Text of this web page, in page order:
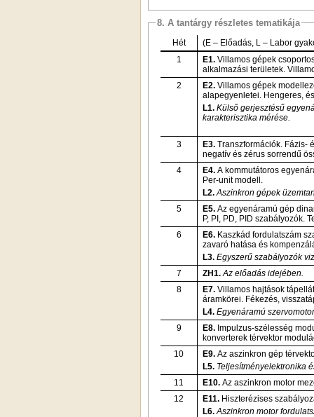
8. A tantárgy részletes tematikája
Hét
(E – Előadás, L – Labor
1
E1. Villamos gépek
alkalmazási területek.
2
E2. Villamos gépek
alapegyenletei. Hengeres,
L1. Külső gerjesztésű
karakterisztika mérése.
3 E3. Transzformációk. Fázis-
negatív és zérus sorrendű
4
E4. A kommutátoros
Per-unit modell.
L2. Aszinkron gépek
5
E5. Az egyenáramú gép
P, PI, PD, PID szabályozók.
6
E6. Kaszkád fordulatszám
zavaró hatása és
L3. Egyszerű szabályozók
7
ZH1. Az előadás idejében.
8
E7. Villamos hajtások
áramkörei. Fékezés,
L4. Egyenáramú
9
E8. Impulzus-szélesség
konverterek térvektor
10
E9. Az aszinkron gép
L5. Teljesítményelektronika
11
E10. Az aszinkron motor
12
E11. Hiszterézises
L6. Aszinkron motor